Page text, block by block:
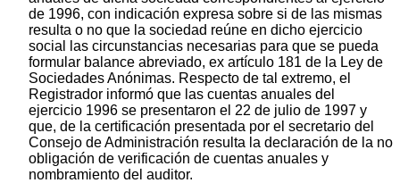
de 1996, con indicación expresa sobre si de las mismas
resulta o no que la sociedad reúne en dicho ejercicio
social las circunstancias necesarias para que se pueda
formular balance abreviado, ex artículo 181 de la Ley de
Sociedades Anónimas. Respecto de tal extremo, el
Registrador informó que las cuentas anuales del
ejercicio 1996 se presentaron el 22 de julio de 1997 y
que, de la certificación presentada por el secretario del
Consejo de Administración resulta la declaración de la no
obligación de verificación de cuentas anuales y
nombramiento del auditor.